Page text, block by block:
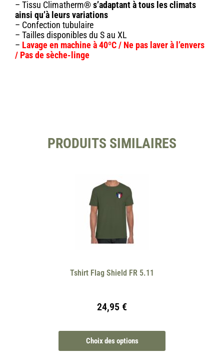
– Tissu Climatherm®s’adaptant à tous les climats
ainsi qu’à leurs variations
– Confection tubulaire
– Tailles disponibles du S au XL
– Lavage en machine à 40ºC / Ne pas laver à l’envers
/ Pas de sèche-linge
PRODUITS SIMILAIRES
Tshirt Flag Shield FR 5.11
24,95 €
Choix des options